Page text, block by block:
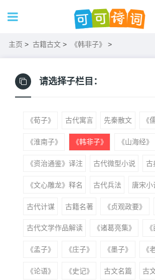
主页 > 古籍古文 > 《韩非子》 >
请选择子栏目：
《荀子》 古代寓言 先秦散文 《
《淮南子》 《韩非子》 《山海经》
《资治通鉴》译注 古代微型小说 古
《文心雕龙》释名 古代兵法 唐宋小
古代计谋 古籍名著 《贞观政要》
古代文学作品解读 《诸葛亮集》
《孟子》 《庄子》 《墨子》 《
《论语》 《史记》 古文名篇 古